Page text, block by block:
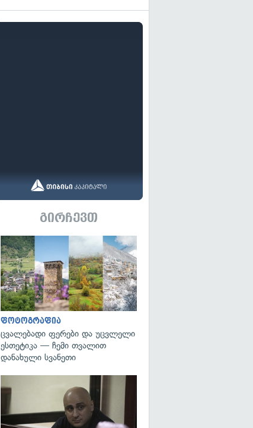
გირჩევთ
ფოტოგრაფია
ცვალებადი ფერები და უცვლელი
ესთეტიკა — ჩემი თვალით
დანახული სვანეთი